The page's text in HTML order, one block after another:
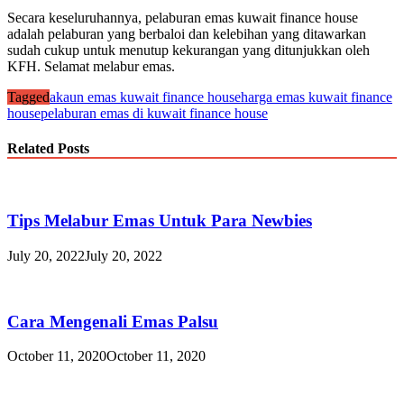
Secara keseluruhannya, pelaburan emas kuwait finance house
adalah pelaburan yang berbaloi dan kelebihan yang ditawarkan
sudah cukup untuk menutup kekurangan yang ditunjukkan oleh
KFH. Selamat melabur emas.
Taggedakaun emas kuwait finance househarga emas kuwait finance
housepelaburan emas di kuwait finance house
Related Posts
Tips Melabur Emas Untuk Para Newbies
July 20, 2022July 20, 2022
Cara Mengenali Emas Palsu
October 11, 2020October 11, 2020